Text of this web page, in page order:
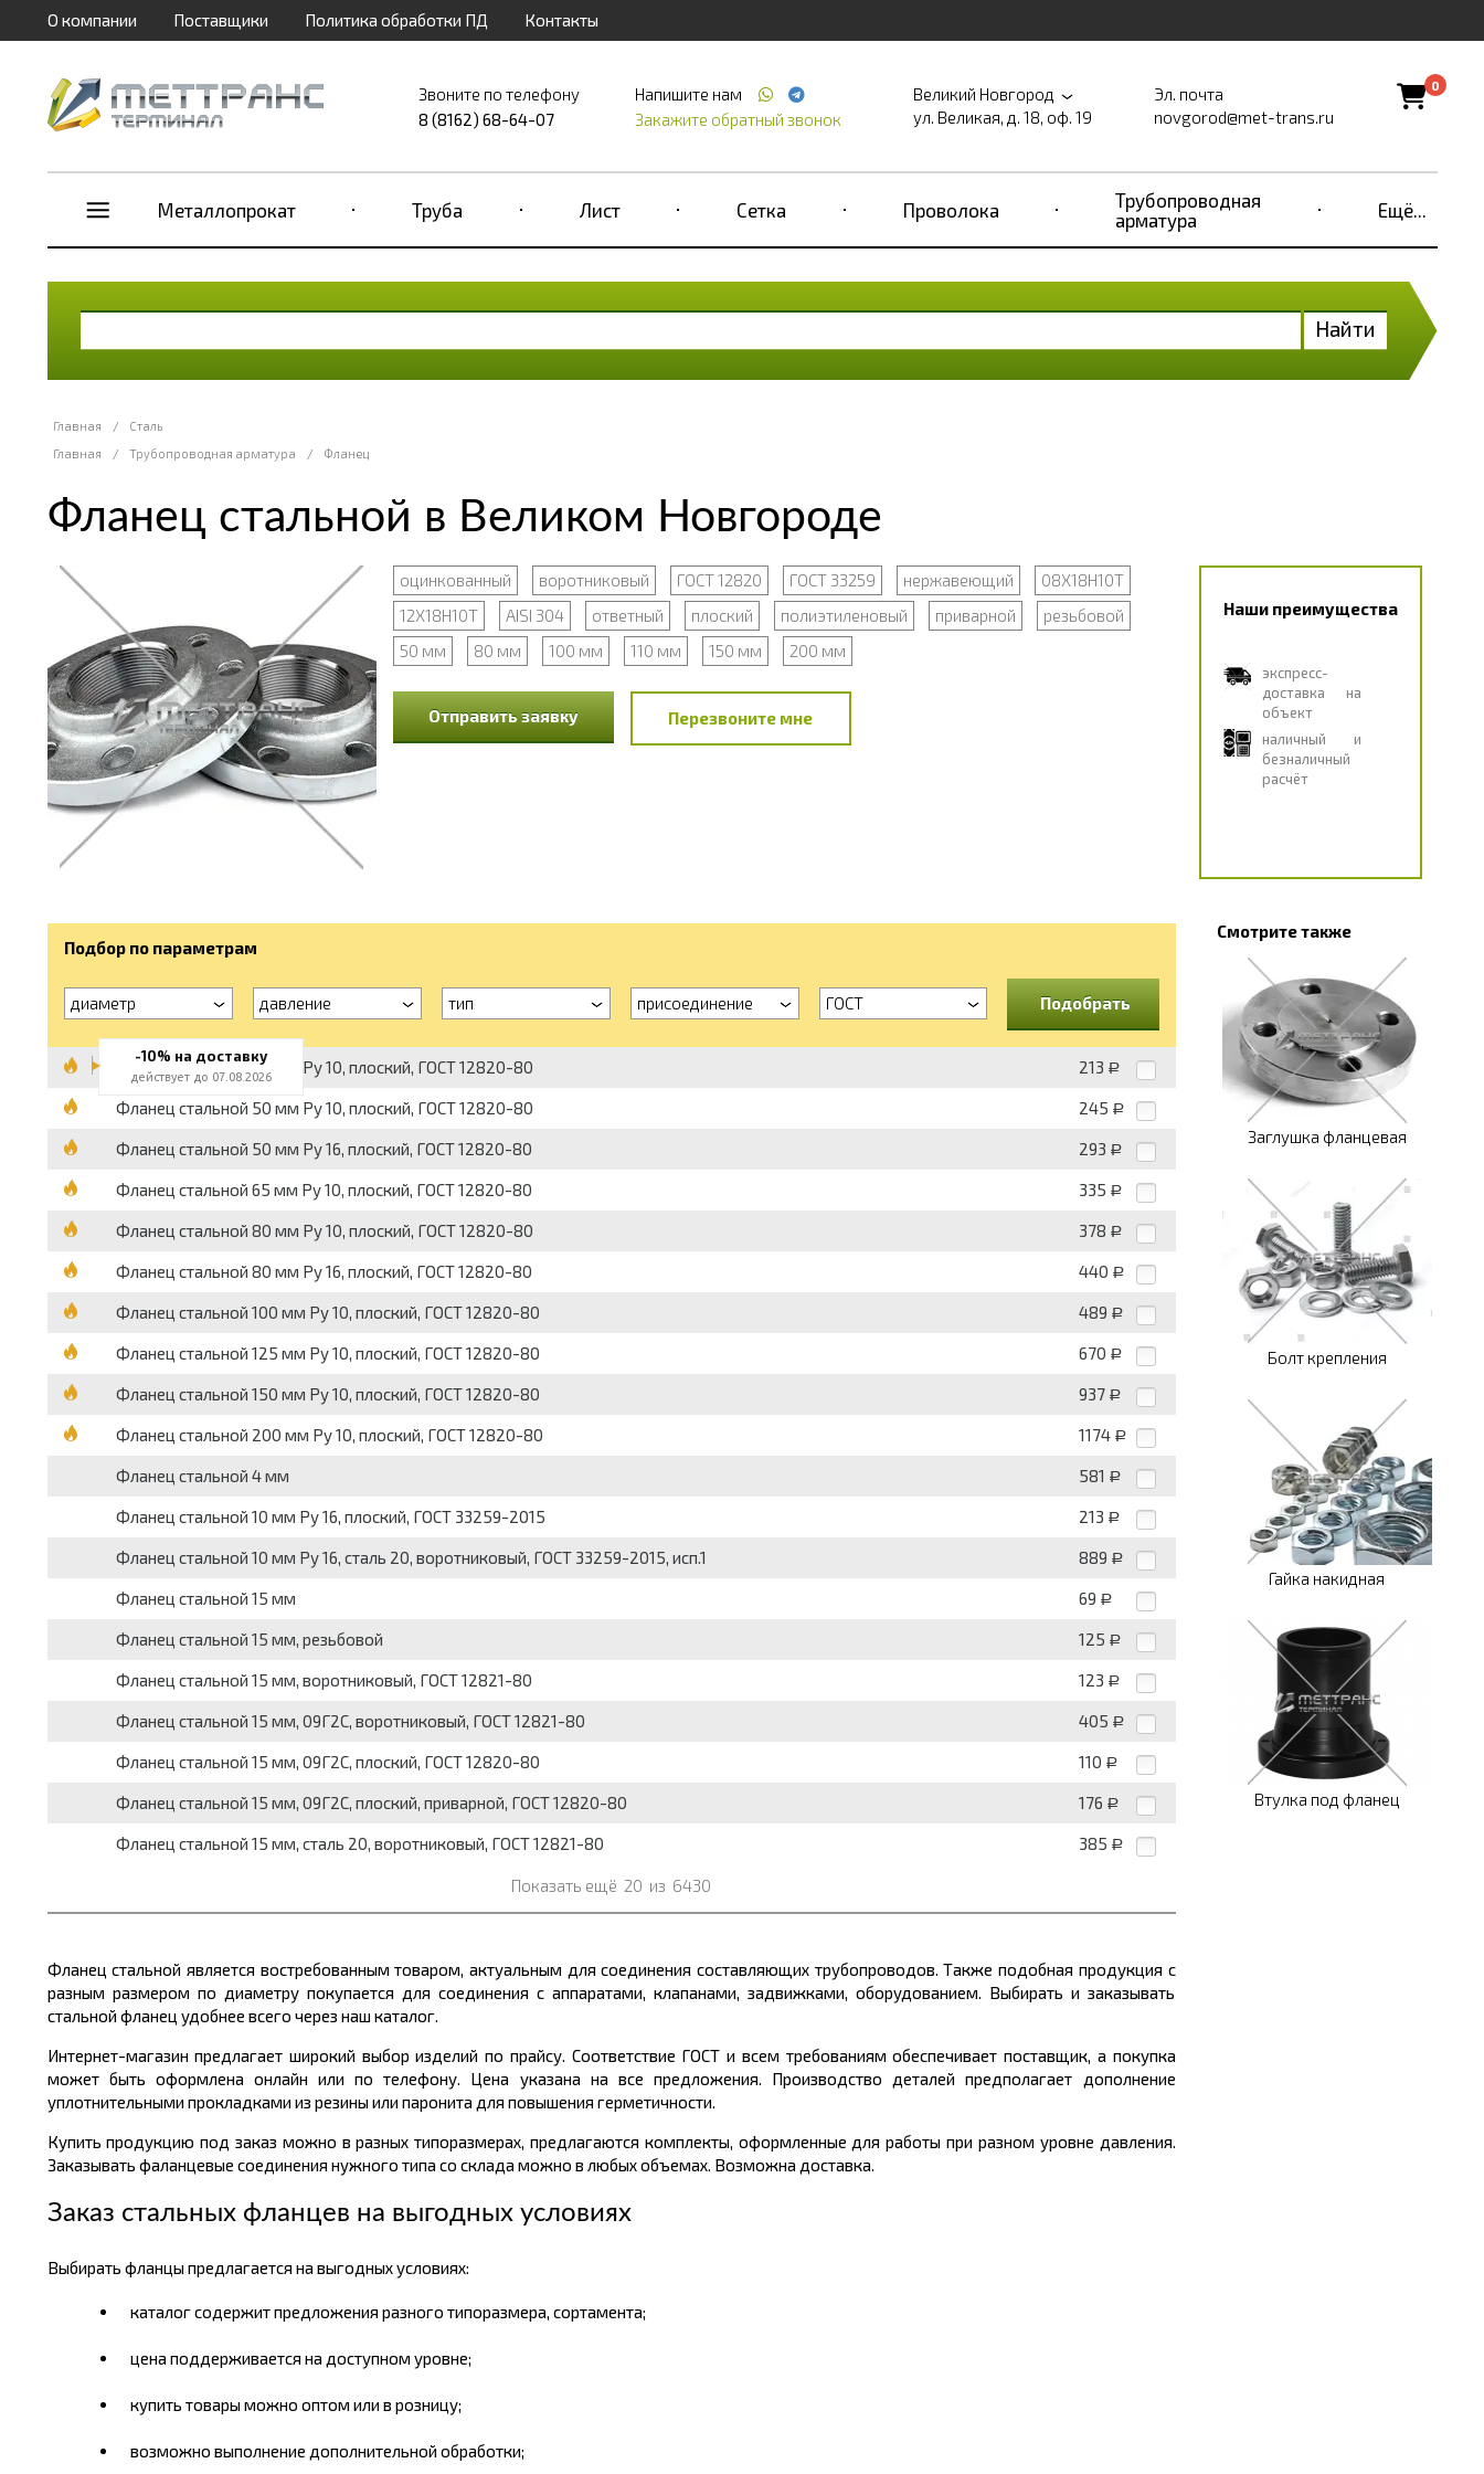
О компании Поставщики Политика обработки ПД Контакты
Звоните по телефону
8 (8162) 68-64-07
Напишите нам
Закажите обратный звонок
Великий Новгород
ул. Великая, д. 18, оф. 19
Эл. почта
novgorod@met-trans.ru
0
Металлопрокат Труба Лист Сетка Проволока
Трубопроводная
арматура
Ещё...
Найти
Главная /
Сталь
Главная
/ Трубопроводная арматура / Фланец
Фланец стальной в Великом Новгороде
оцинкованный воротниковый ГОСТ 12820 ГОСТ 33259 нержавеющий
08Х18Н10Т
12Х18Н10Т
AISI 304 ответный плоский полиэтиленовый приварной
резьбовой
50 мм
80 мм 100 мм 110 мм 150 мм 200 мм
Отправить заявку Перезвоните мне
Наши преимущества
экспресс-
доставка на
объект
наличный и
безналичный
расчёт
Подбор по параметрам
диаметр давление тип присоединение ГОСТ Подобрать
Фланец стальной 40 мм Pу 10, плоский, ГОСТ 12820-80 213 Р
Фланец стальной 50 мм Pу 10, плоский, ГОСТ 12820-80 245 Р
Фланец стальной 50 мм Pу 16, плоский, ГОСТ 12820-80 293 Р
Фланец стальной 65 мм Pу 10, плоский, ГОСТ 12820-80 335 Р
Фланец стальной 80 мм Pу 10, плоский, ГОСТ 12820-80 378 Р
Фланец стальной 80 мм Pу 16, плоский, ГОСТ 12820-80 440 Р
Фланец стальной 100 мм Pу 10, плоский, ГОСТ 12820-80 489 Р
Фланец стальной 125 мм Pу 10, плоский, ГОСТ 12820-80 670 Р
Фланец стальной 150 мм Pу 10, плоский, ГОСТ 12820-80 937 Р
Фланец стальной 200 мм Pу 10, плоский, ГОСТ 12820-80 1174 Р
Фланец стальной 4 мм 581 Р
Фланец стальной 10 мм Pу 16, плоский, ГОСТ 33259-2015 213 Р
Фланец стальной 10 мм Pу 16, сталь 20, воротниковый, ГОСТ 33259-2015, исп.1 889 Р
Фланец стальной 15 мм 69 Р
Фланец стальной 15 мм, резьбовой 125 Р
Фланец стальной 15 мм, воротниковый, ГОСТ 12821-80 123 Р
Фланец стальной 15 мм, 09Г2С, воротниковый, ГОСТ 12821-80 405 Р
Фланец стальной 15 мм, 09Г2С, плоский, ГОСТ 12820-80 110 Р
Фланец стальной 15 мм, 09Г2С, плоский, приварной, ГОСТ 12820-80 176 Р
Фланец стальной 15 мм, сталь 20, воротниковый, ГОСТ 12821-80 385 Р
Показать ещё 20 из 6430
Фланец стальной является востребованным товаром, актуальным для соединения составляющих трубопроводов. Также подобная продукция с
разным размером по диаметру покупается для соединения с аппаратами, клапанами, задвижками, оборудованием. Выбирать и заказывать
стальной фланец удобнее всего через наш каталог.
Интернет-магазин предлагает широкий выбор изделий по прайсу. Соответствие ГОСТ и всем требованиям обеспечивает поставщик, а покупка
может быть оформлена онлайн или по телефону. Цена указана на все предложения. Производство деталей предполагает дополнение
уплотнительными прокладками из резины или паронита для повышения герметичности.
Купить продукцию под заказ можно в разных типоразмерах, предлагаются комплекты, оформленные для работы при разном уровне давления.
Заказывать фаланцевые соединения нужного типа со склада можно в любых объемах. Возможна доставка.
Заказ стальных фланцев на выгодных условиях
Выбирать фланцы предлагается на выгодных условиях:
каталог содержит предложения разного типоразмера, сортамента;
цена поддерживается на доступном уровне;
купить товары можно оптом или в розницу;
возможно выполнение дополнительной обработки;
Смотрите также
Заглушка фланцевая
Болт крепления
Гайка накидная
Втулка под фланец
-10% на доставку
действует до 07.08.2026